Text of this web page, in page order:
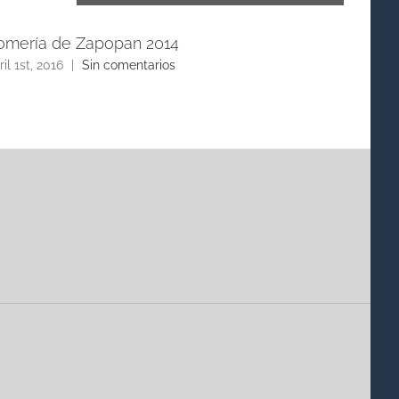
de Zapopan 2014
1st, 2016 Sin comentarios